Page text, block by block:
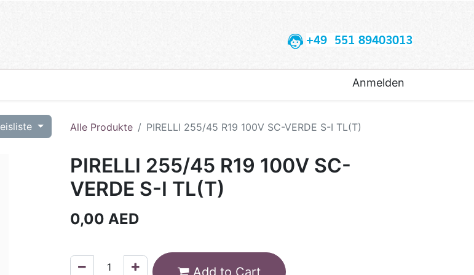
+49 551 89403013
Anmelden
Alle Produkte PIRELLI 255/45 R19 100V SC-VERDE S-I TL(T)
PIRELLI 255/45 R19 100V SC-
VERDE S-I TL(T)
0,00 AED
Add to Cart